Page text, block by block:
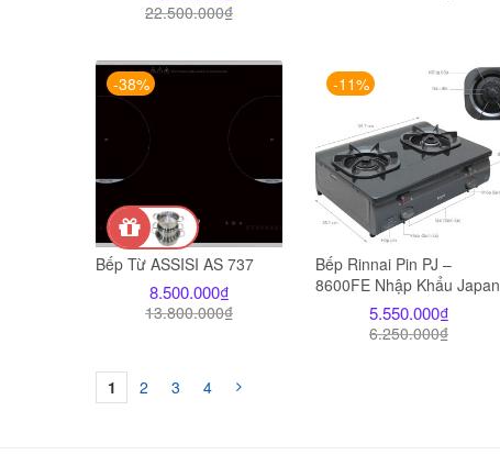
22.500.000₫
-38%
Bếp Từ ASSISI AS 737
13.800.000₫
8.500.000₫
-11%
Bếp Rinnai Pin PJ –
8600FE Nhập Khẩu Japan
6.250.000₫
5.550.000₫
1 2 3 4